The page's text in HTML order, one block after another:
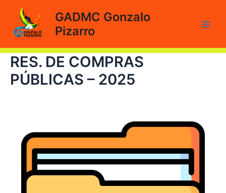
contenido
GADMC Gonzalo
Pizarro
RES. DE COMPRAS
PÚBLICAS – 2025